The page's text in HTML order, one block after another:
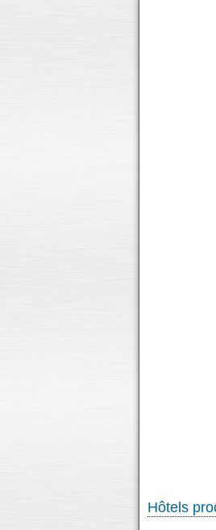
Hôtels